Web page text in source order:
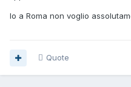
È invece un’ottima cosa
credere a una
fare di tutto per mantenerla
Io a Roma non voglio
Quote